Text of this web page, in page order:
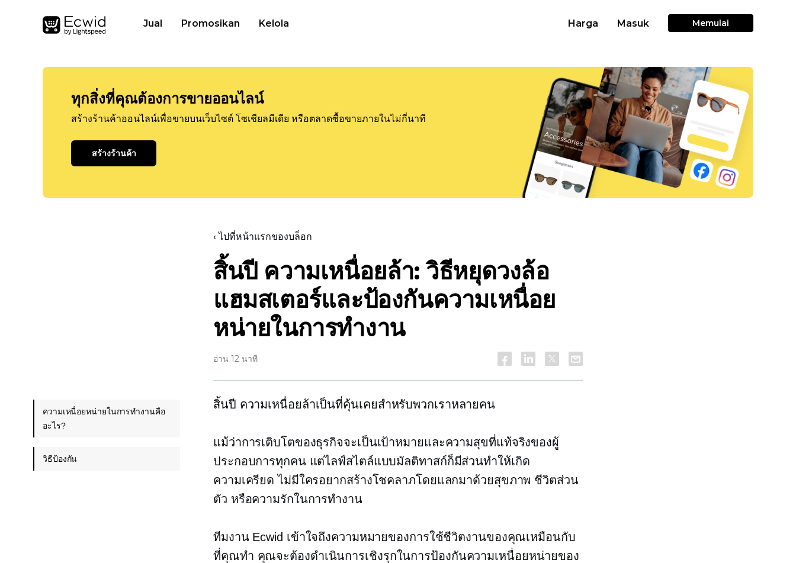
Jual Promosikan Kelola Harga Masuk Memulai
ทุกสิ่งที่คุณต้องการขายออนไลน์
สร้างร้านค้าออนไลน์เพื่อขายบนเว็บไซต์ โซเชียลมีเดีย หรือตลาดซื้อขายภายในไม่กี่นาที
สร้างร้านค้า
‹ ไปที่หน้าแรกของบล็อก
สิ้นปีความเหนื่อยล้า: วิธีหยุดวงล้อ
แฮมสเตอร์และป้องกันความเหนื่อย
หน่ายในการทำงาน
อ่าน 12 นาที
สิ้นปี ความเหนื่อยล้าเป็นที่คุ้นเคยสำหรับพวกเราหลายคน
แม้ว่าการเติบโตของธุรกิจจะเป็นเป้าหมายและความสุขที่แท้จริงของผู้
ประกอบการทุกคน แต่ไลฟ์สไตล์แบบมัลติทาสก์ก็มีส่วนทำให้เกิด
ความเครียด ไม่มีใครอยากสร้างโชคลาภโดยแลกมาด้วยสุขภาพ ชีวิตส่วน
ตัว หรือความรักในการทำงาน
ทีมงาน Ecwid เข้าใจถึงความหมายของการใช้ชีวิตงานของคุณเหมือนกับ
ที่คุณทำ คุณจะต้องดำเนินการเชิงรุกในการป้องกันความเหนื่อยหน่ายของ
ความเหนื่อยหน่ายในการทำงานคือ
อะไร?
วิธีป้องกัน